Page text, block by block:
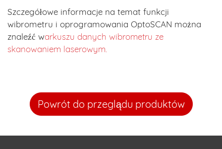
Szczegółowe informacje na temat funkcji
wibrometru i oprogramowania OptoSCAN można
znaleźć warkuszu danych wibrometru ze
skanowaniem laserowym.
Powrót do przeglądu produktów